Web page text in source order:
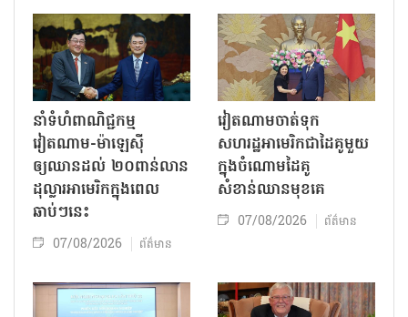
នាំទំហំពាណិជ្ជកម្ម
វៀតណាម-ម៉ាឡេស៊ី
ឲ្យឈានដល់ ២០ពាន់លាន
ដុល្លារអាមេរិកក្នុងពេល
ឆាប់ៗនេះ
07/08/2026 ព័ត៌មាន
វៀតណាមចាត់ទុក
សហរដ្ឋអាមេរិកជាដៃគូមួយ
ក្នុងចំណោមដៃគូ
សំខាន់ឈានមុខគេ
07/08/2026 ព័ត៌មាន